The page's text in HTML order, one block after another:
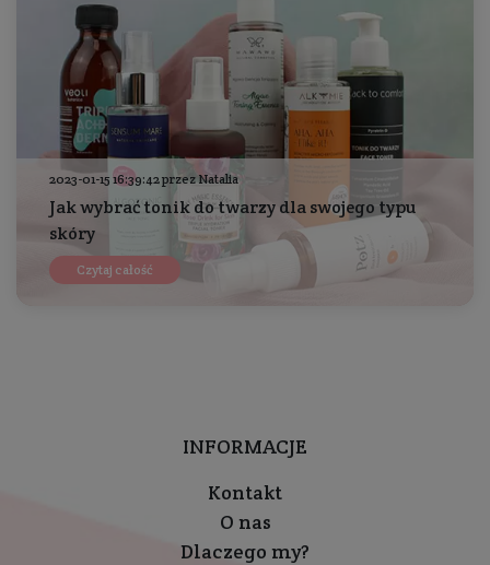
2023-01-15 16:39:42 przez Natalia
Jak wybrać tonik do twarzy dla swojego typu
skóry
Czytaj całość
INFORMACJE
Kontakt
O nas
Dlaczego my?